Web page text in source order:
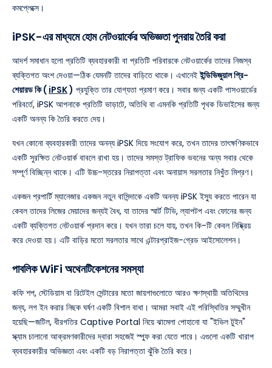
কমপ্লেক্সে।
iPSK-এর মাধ্যমে হোম নেটওয়ার্কের অভিজ্ঞতা পুনরায় তৈরি করা
আদর্শ সমাধান হলো প্রতিটি ব্যবহারকারী বা প্রতিটি পরিবারকে নেটওয়ার্কের তাদের নিজস্ব
ব্যক্তিগত অংশ দেওয়া—ঠিক যেমনটি তাদের বাড়িতে থাকে। এখানেইইন্ডিভিজুয়াল প্রি-
শেয়ারড কি ( iPSK) প্রযুক্তি তার যোগ্যতা প্রমাণ করে। সবার জন্য একটি পাসওয়ার্ডের
পরিবর্তে, iPSK আপনাকে প্রতিটি ভাড়াটে, অতিথি বা এমনকি প্রতিটি পৃথক ডিভাইসের জন্য
একটি অনন্য কি তৈরি করতে দেয়।
যখন কোনো ব্যবহারকারী তাদের অনন্য iPSK দিয়ে সংযোগ করে, তখন তাদের তাৎক্ষণিকভাবে
একটি সুরক্ষিত নেটওয়ার্ক বাবলে রাখা হয়। তাদের সমস্ত ট্রাফিক ভবনের অন্য সবার থেকে
সম্পূর্ণ বিচ্ছিন্ন থাকে। এটি উচ্চ-স্তরের নিরাপত্তা এবং অনায়াস সরলতার নিখুঁত মিশ্রণ।
একজন প্রপার্টি ম্যানেজার একজন নতুন বাসিন্দাকে একটি অনন্য iPSK ইস্যু করতে পারেন যা
কেবল তাদের লিজের মেয়াদের জন্যই বৈধ, যা তাদের স্মার্ট টিভি, ল্যাপটপ এবং ফোনের জন্য
একটি ব্যক্তিগত নেটওয়ার্ক প্রদান করে। যখন তারা চলে যায়, তখন কি-টি কেবল নিষ্ক্রিয়
করে দেওয়া হয়। এটি বাড়ির মতো সরলতার সাথে এন্টারপ্রাইজ-গ্রেড আইসোলেশন।
পাবলিক WiFi অথেনটিকেশনের সমস্যা
কফি শপ, স্টেডিয়াম বা রিটেইল সেন্টারের মতো জায়গাগুলোতে আরও ক্ষণস্থায়ী অতিথিদের
জন্য, লগ ইন করার নিছক ঘর্ষণ একটি বিশাল বাধা। আমরা সবাই এই পরিস্থিতির সম্মুখীন
হয়েছি—জটিল, ধীরগতির Captive Portal নিয়ে ঝামেলা পোহানো যা "ইভিল টুইন"
স্ক্যাম চালানো আক্রমণকারীদের দ্বারা সহজেই স্পুফ করা যেতে পারে। এগুলো একটি খারাপ
ব্যবহারকারীর অভিজ্ঞতা এবং একটি বড় নিরাপত্তা ঝুঁকি তৈরি করে।